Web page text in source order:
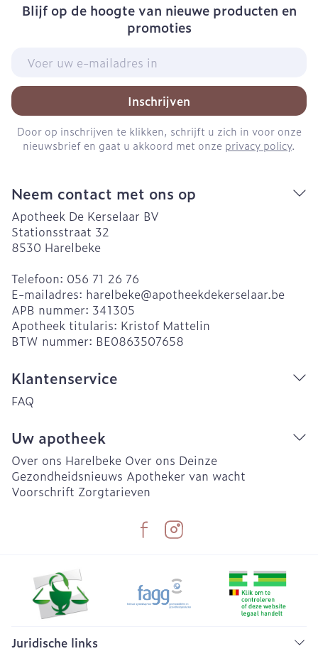
Blijf op de hoogte van nieuwe producten en
promoties
Inschrijven
Door op inschrijven te klikken, schrijft u zich in voor onze
nieuwsbrief en gaat u akkoord met onze privacy policy.
Neem contact met ons op
Apotheek De Kerselaar BV
Stationsstraat 32
8530 Harelbeke
Telefoon: 056 71 26 76
E-mailadres: harelbeke@apotheekdekerselaar.be
APB nummer: 341305
Apotheek titularis: Kristof Mattelin
BTW nummer: BE0863507658
Klantenservice
FAQ
Uw apotheek
Over ons Harelbeke Over ons Deinze
Gezondheidsnieuws Apotheker van wacht
Voorschrift Zorgtarieven
Juridische links